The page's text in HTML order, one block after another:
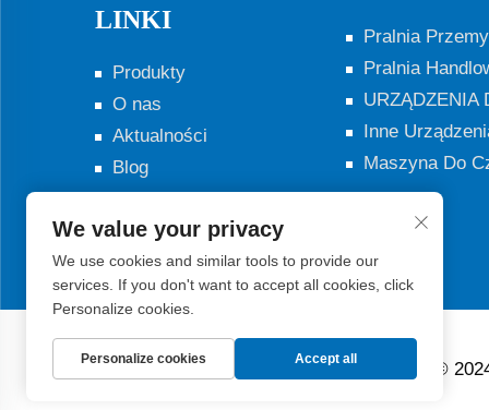
LINKI
Produkty
O nas
Aktualności
Blog
nami
Pralnia
Pralnia
URZĄDZENIA
Inne
Maszyna Do
Prawa autorskie ©
We value your privacy
We use cookies and similar tools to provide our
services. If you don't want to accept all cookies, click
Personalize cookies.
Personalize cookies Accept all